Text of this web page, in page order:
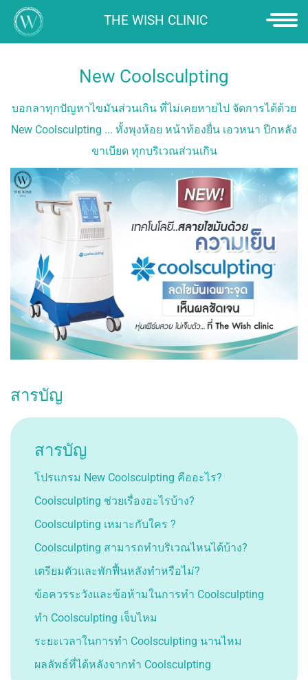
THE WISH CLINIC
HOME PROMOTION
SERVICE
ยกกระชับใบหน้า
ULTHERAPY PRIME
“SCULPTRA” เพื่อ
คุณภาพผิวที่ดียิ่งขึ้น
ใหม่ล่าสุด! " NEW
ULTRAFORMER MPT "
ULTHERA สวยด้วยเสียง
NEW THERMAGE FLX
MMFU: NEW
ULTRAFORMER LLL
ยกกระชับใหม่ล่าสุด
NEW ULTHERA
ยกกระชับ THERMAGE
NEW DISCOVERY PICO
DERM
PICOPLUS LASER
SPECTRA Q
LASER เลเซอร์ฝ้ากระ
มาตรฐานโรงพยาบาล
CELLEC ADVANCE IPL
เลเซอร์หน้าใส
SCARLET LASER
เลเซอร์หลุมสิว
SOLITONE ACNE
โปรแกรมรักษาสิว
New Coolsculpting
บอกลาทุกปัญหาไขมันส่วนเกิน ที่ไม่เคยหายไป จัดการได้ด้วย
New Coolsculpting ... ทั้งพุงห้อย หน้าท้องยื่น เอวหนา ปีกหลัง
ขาเบียด ทุกบริเวณส่วนเกิน
สารบัญ
สารบัญ
โปรแกรม New Coolsculpting คืออะไร?
Coolsculpting ช่วยเรื่องอะไรบ้าง?
Coolsculpting เหมาะกับใคร ?
Coolsculpting สามารถทำบริเวณไหนได้บ้าง?
เตรียมตัวและพักฟื้นหลังทำหรือไม่?
ข้อควรระวังและข้อห้ามในการทำ Coolsculpting
ทำ Coolsculpting เจ็บไหม
ระยะเวลาในการทำ Coolsculpting นานไหม
ผลลัพธ์ที่ได้หลังจากทำ Coolsculpting